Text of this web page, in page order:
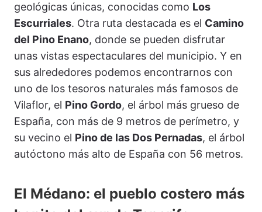
geológicas únicas, conocidas como Los
Escurriales. Otra ruta destacada es el Camino
del Pino Enano, donde se pueden disfrutar
unas vistas espectaculares del municipio. Y en
sus alrededores podemos encontrarnos con
uno de los tesoros naturales más famosos de
Vilaflor, el Pino Gordo, el árbol más grueso de
España, con más de 9 metros de perímetro, y
su vecino el Pino de las Dos Pernadas, el árbol
autóctono más alto de España con 56 metros.
El Médano: el pueblo costero más